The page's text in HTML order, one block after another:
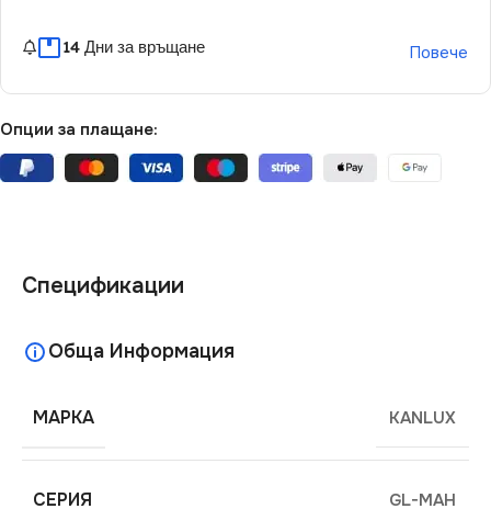
14 Дни за връщане Повече
Опции за плащане:
Спецификации
Обща Информация
МАРКА KANLUX
СЕРИЯ GL-MAH